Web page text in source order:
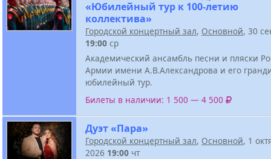
«Юбилейный тур к 100-летию
коллектива»
Городской концертный зал, Основной, 30
19:00 ср
Академический ансамбль песни и пляски
Армии имени А.В.Александрова и его
юбилейный тур.
Билеты в наличии: 1 500 — 4 500
Дуэт «Пара»
Городской концертный зал, Основной, 1
2026 19:00 чт